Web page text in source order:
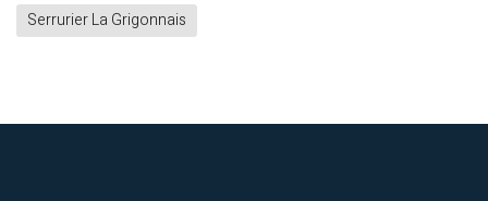
Serrurier La Grigonnais